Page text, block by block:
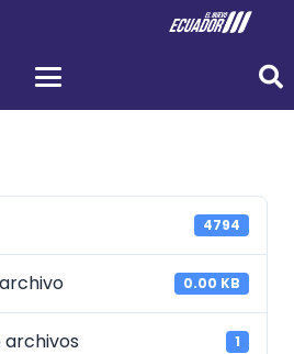
4794
0.00 KB
archivos 1